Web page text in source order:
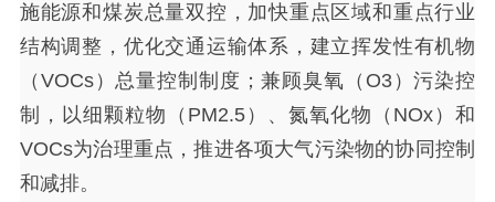
施能源和煤炭总量双控，加快重点区域和重点行业
结构调整，优化交通运输体系，建立挥发性有机物
（ VOCs）总量控制制度；兼顾臭氧（O3）污染控
制，以细颗粒物（PM2.5）、氮氧化物（NOx）和
VOCs为治理重点，推进各项大气污染物的协同控制
和减排。